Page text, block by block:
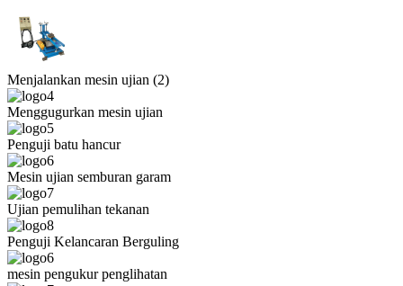
Menjalankan mesin ujian (2)
Menggugurkan mesin ujian
Penguji batu hancur
Mesin ujian semburan garam
Ujian pemulihan tekanan
Penguji Kelancaran Berguling
mesin pengukur penglihatan